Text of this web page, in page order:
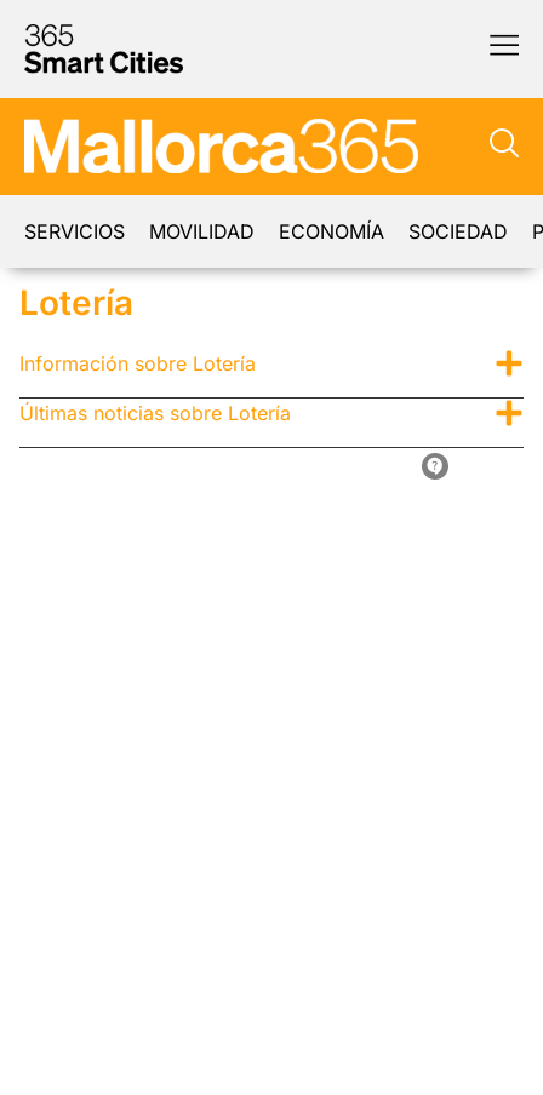
SERVICIOS MOVILIDAD ECONOMÍA SOCIEDAD
Lotería
Información sobre Lotería
Últimas noticias sobre Lotería